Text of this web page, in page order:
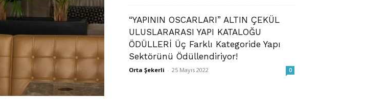
“YAPININ OSCARLARI” ALTIN ÇEKÜL
ULUSLARARASI YAPI KATALOĞU
ÖDÜLLERİ Üç Farklı Kategoride Yapı
Sektörünü Ödüllendiriyor!
Orta Şekerli - 25 Mayıs 2022 0